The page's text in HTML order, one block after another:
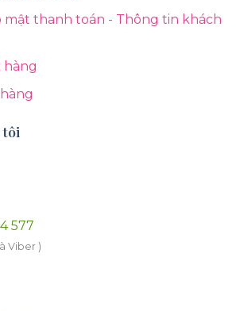
mật thanh toán - Thông tin khách
hàng
tôi
577
Viber )